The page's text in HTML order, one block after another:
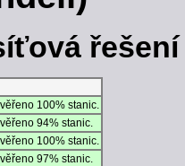
100% stanic.
94% stanic.
100% stanic.
97% stanic.